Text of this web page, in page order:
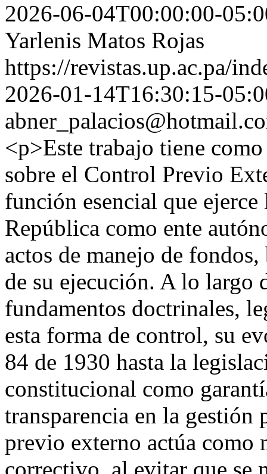
2026-06-04T00:00:00-
Yarlenis Matos Rojas
https://revistas.up.ac.pa/
2026-01-14T16:30:15-
<p>Este trabajo tiene
sobre el Control Previo
función esencial que
República como ente
actos de manejo de
de su ejecución. A lo largo
fundamentos doctrinales,
esta forma de control, su
84 de 1930 hasta la
constitucional como
transparencia en la
previo externo actúa como